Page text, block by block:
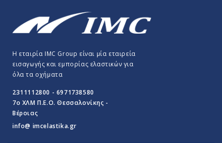
Η εταιρία IMC Group είναι μία εταιρεία
εισαγωγής και εμπορίας ελαστικών για
όλα τα οχήματα
2311112800 - 6971738580
7o ΧΛΜ Π.E.O. Θεσσαλονίκης -
Βέροιας
info@ imcelastika.gr